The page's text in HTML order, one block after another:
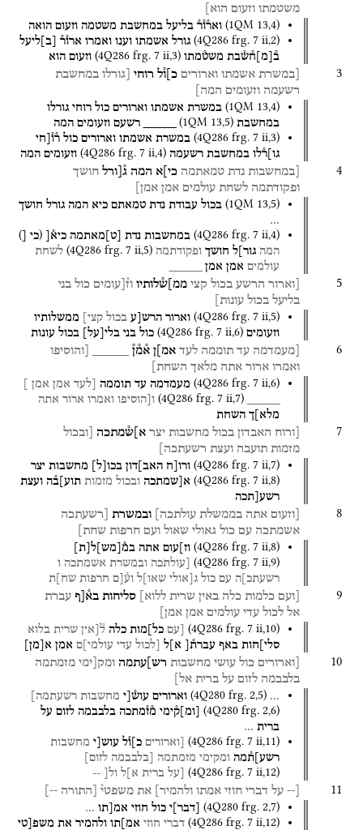
משטמתו וזעום הוא]
(1QM 13,4) ואר֯ו֯ר֯ בליעל במחשבת משטמה וזעום הואה
(4Q286 frg. 7 ii,2) גורל אשמתו וענו ואמרו ארו֯ר֯ ב ליעל
ב֯ מ ח֯ש֯בת משט֯מתו (4Q286 frg. 7 ii,3) וזעום הוא
3 [במשרת אשמתו וארורים כ]ו֯ל רוחי [גורלו במחשבת
רשעמה וזעומים המה]
(1QM 13,4) במשרת אשמתו וארורים כול רוחי גורלו
במחשבת
(1QM 13,5) רשעם וזעומים המה
(4Q286 frg. 7 ii,3) במשרת אשמתו וארורים כול ר֯ו֯[חי
גו]ר֯לו במחשבת רשעמה (4Q286 frg. 7 ii,4) וזעומים המה
4 [במחשבות נדת טמאתמה כי]א המה ג֯[ורל חושך
ופקודתמה לשחת עולמים אמן אמן]
(1QM 13,5) בכול עבודת נדת טמאתם כיא המה גורל חושך
…
(4Q286 frg. 7 ii,4) במחשבות נדת ט מאתמה כיא֯[ (כי [ )
המה גור]ל חושך ופקודתמה (4Q286 frg. 7 ii,5)
לשחת
עולמים אמן אמן
5 [וארור הרשע בכול קצי ממ]ש֯לותיו וז֯[עומים כול בני
בליעל בכול עונות]
(4Q286 frg. 7 ii,5) וארור הרש[ע בכול קצי]
ממשלותיו
וזעומים
(4Q286 frg. 7 ii,6) כול בני בלי על בכול עונות
6 [מעמדמה עד תוממה לעד אמ]ן א֯מ֯ן֯
[והוסיפו
ואמרו ארור אתה מלאך השחת]
(4Q286 frg. 7 ii,6) מעמדמה עד תוממה [לעד אמן אמן ]
(4Q286 frg. 7 ii,7) ו[הוסיפו ואמרו ארור אתה
מלא]ך השחת
7 [ורוח האבדון בכול מחשבות יצר א]ש֯מתכה
[ובכול
מזמות תועבה ועצת רשעתכה]
(4Q286 frg. 7 ii,7) ורו[ח האב]דון בכו ל מחשבות יצר
(4Q286 frg. 7 ii,8) א[שמתכה ובכול מזמות תוע]ב֯ה ועצת
רשע[תכה
8 [וזעום אתה בממשלת עולתכה] ובמשרת
[רשעתכה
אשמתכה עם כול גאולי שאול ועם חרפות שחת]
(4Q286 frg. 7 ii,8) וז]עום אתה במ֯ מש ל ת
(4Q286 frg. 7 ii,9) [עולתכה ובמשרת אשמתכה ו
רשעתכ]ה עם כול ג[אולי שאו]ל וע֯[ם חרפות שח]ת
9 [ועם כלמות כלה באין שרית ללוא] סליחות בא֯[ף עברת
אל לכול עדי עולמים אמן אמן]
(4Q286 frg. 7 ii,10) [עם כל]מות כלה ל֯[אין שרית בלוא
סלי]חות באף עברת֯[ א]ל [לכול עדי עולמי]ם אמן א מן
10 [וארורים כול עושי מחשבות רש]עתמה ומק[ימי מזמתמה
בלבבמה לזום על ברית אל]
…
(4Q280 frg. 2,5) וארורים עוש֯[י מחשבות רשעתמה]
(4Q280 frg. 2,6) ומ ק֯ימי מ֯ז֯מתכה בלבבמה לזום על
ברית …
(4Q286 frg. 7 ii,11) [וארורים כ]ו֯ל עוש[י מחשבות
רשע]ת֯מה ומקימי מזמתמה [בלבבמה לזום]
(4Q286 frg. 7 ii,12) [על ברית א]ל ול[ --
11
[-- על דברי חוזי אמתו ולהמיר] את משפטי֯ [התורה --]
(4Q280 frg. 2,7) דבר י כול חוזי אמ[תו …
(4Q286 frg. 7 ii,12) דברי חוזי אמ]תו ולהמיר את משפ[טי